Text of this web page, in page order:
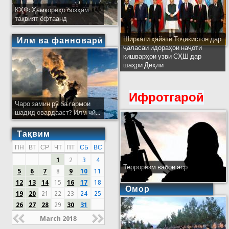
КҲФ: Ҳамкориҳо бозҳам
тақвият ёфтаанд
Илм ва фанноварӣ
Чаро замин рӯ ба гармои
шадид овардааст? Илм чӣ...
Тақвим
ПН ВТ СР ЧТ ПТ СБ
ВС
1
2 3
4
5
6 7 8 9 10
11
12
13 14 15 16 17
18
19
20 21 22 23 24
25
26
27 28 29 30 31
March 2018
Ширкати ҳайати Тоҷикистон дар
ҷаласаи идораҳои наҷоти
кишварҳои узви СҲШ дар
шаҳри Деҳлӣ
Ифротгароӣ
Терроризм вабои аср
Омор